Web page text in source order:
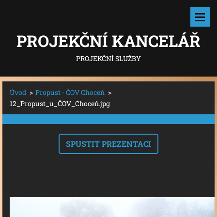
PROJEKČNÍ KANCELÁŘ
PROJEKČNÍ SLUŽBY
Úvod > Propust - ČOV Choceň >
12_Propust_u_ČOV_Choceň.jpg
SPUSTIT PREZENTACI